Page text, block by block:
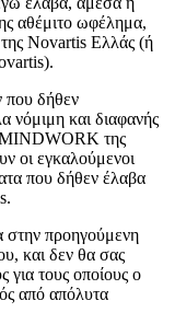
αθέμιτο ωφέλημα,
Novartis Ελλάς (ή
που δήθεν
νόμιμη και διαφανής
MINDWORK της
οι εγκαλούμενοι
που δήθεν έλαβα
στην προηγούμενη
και δεν θα σας
τους οποίους ο
από απόλυτα